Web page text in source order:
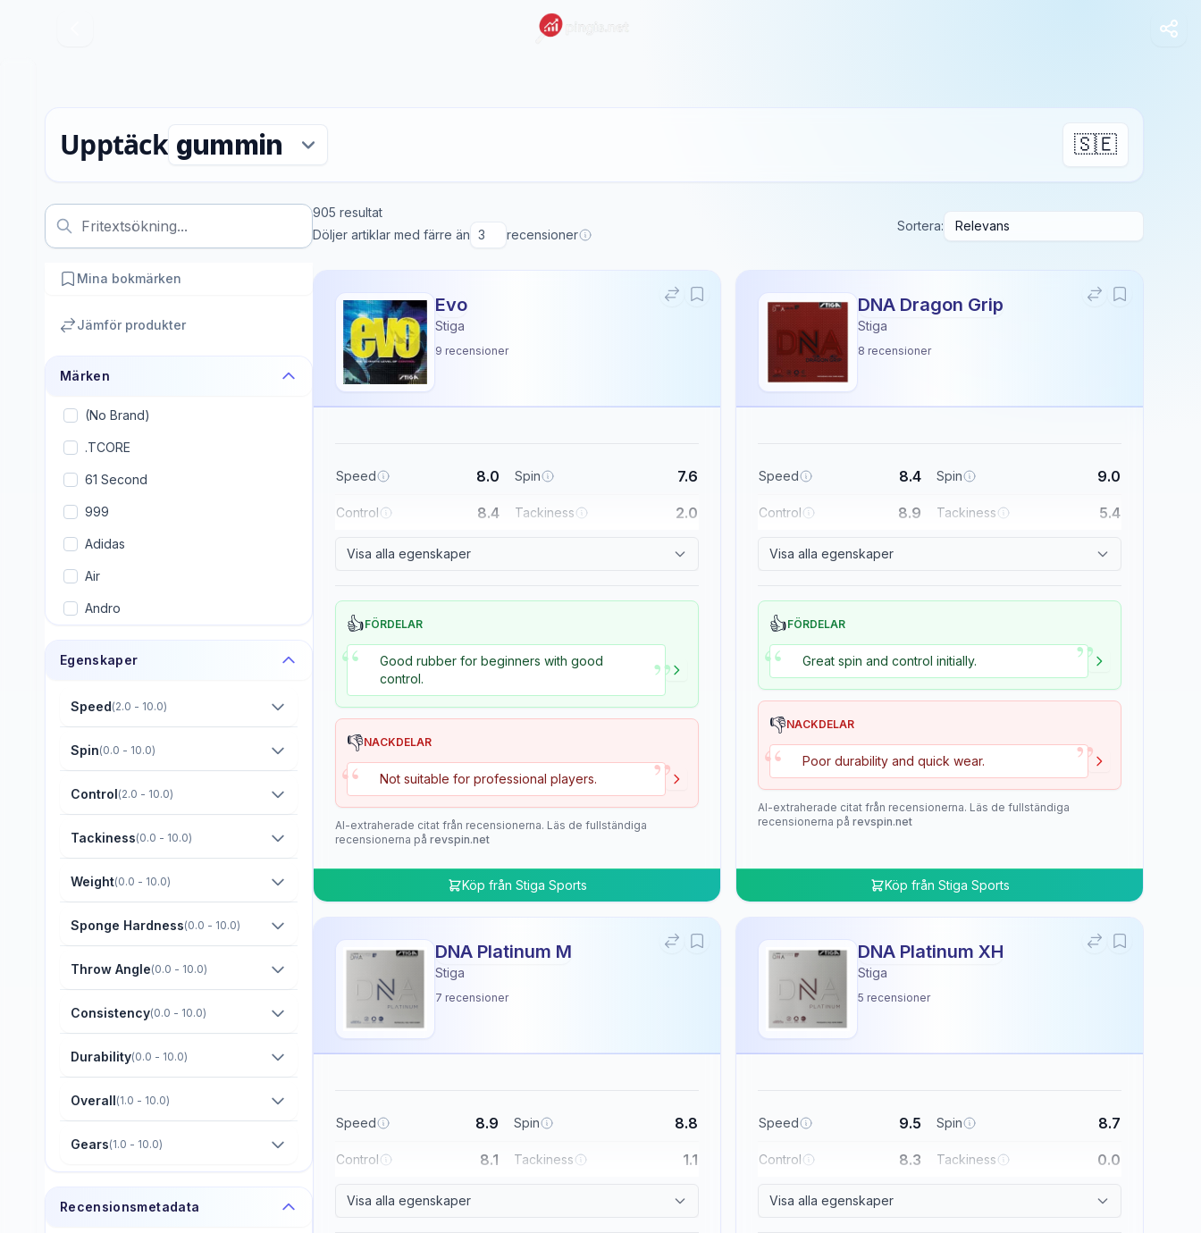
Upptäck 🇸🇪
Mina bokmärken
Jämför produkter
Märken
(No Brand)
.TCORE
61 Second
999
Adidas
Air
Andro
Artengo
Avalox (AVX)
Banda
Barna Original
Boer
CTT
Champion
Cornilleau
Darker
Der Materialspezialist
Derwind
Egenskaper
Speed(2.0 - 10.0)
Spin(0.0 - 10.0)
Control(2.0 - 10.0)
Tackiness(0.0 - 10.0)
Weight(0.0 - 10.0)
Sponge Hardness(0.0 - 10.0)
Throw Angle(0.0 - 10.0)
Consistency(0.0 - 10.0)
Durability(0.0 - 10.0)
Overall(1.0 - 10.0)
Gears(1.0 - 10.0)
Recensionsmetadata
905 resultat
Döljer artiklar med färre än
recensioner
Sortera:
Evo
Stiga
9 recensioner
Speed 8.0 Spin 7.6
Control 8.4 Tackiness 2.0
Visa alla egenskaper
👍FÖRDELAR
“
Good rubber for beginners with good
control.
”
👎NACKDELAR
“ Not suitable for professional players. ”
AI-extraherade citat från recensionerna. Läs de fullständiga
recensionerna på revspin.net
Köp från Stiga Sports
DNA Dragon Grip
Stiga
8 recensioner
Speed 8.4 Spin 9.0
Control 8.9 Tackiness 5.4
Visa alla egenskaper
👍FÖRDELAR
“ Great spin and control initially. ”
👎NACKDELAR
“ Poor durability and quick wear. ”
AI-extraherade citat från recensionerna. Läs de fullständiga
recensionerna på revspin.net
Köp från Stiga Sports
DNA Platinum M
Stiga
7 recensioner
Speed 8.9 Spin 8.8
Control 8.1 Tackiness 1.1
Visa alla egenskaper
DNA Platinum XH
Stiga
5 recensioner
Speed 9.5 Spin 8.7
Control 8.3 Tackiness 0.0
Visa alla egenskaper